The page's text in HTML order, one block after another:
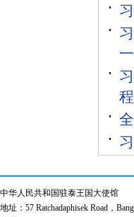
程
中华人民共和国驻泰王国大使馆
地址：57 Ratchadaphisek Road，